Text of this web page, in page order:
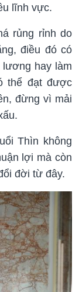
lĩnh vực.
rủng rỉnh do
điều đó có
hay làm
thể đạt được
đừng vì mải
Thìn không
lợi mà còn
đời từ đây.